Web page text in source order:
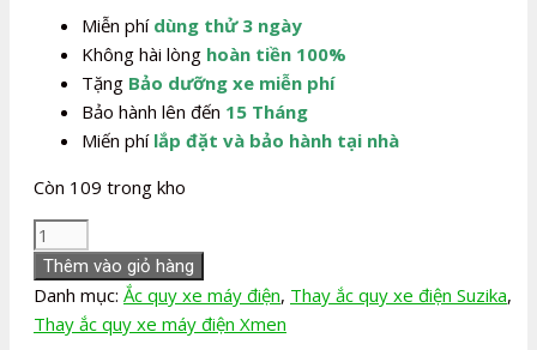
2.700.000,0₫.
2.240.000,0₫.
Miễn phí dùng thử 3 ngày
Không hài lòng hoàn tiền 100%
Tặng Bảo dưỡng xe miễn phí
Bảo hành lên đến 15 Tháng
Miến phí lắp đặt và bảo hành tại nhà
Còn 109 trong kho
Thay
Ắc
quy
xe
Thêm vào giỏ hàng
Danh mục: Ắc quy xe máy điện, Thay ắc quy xe điện Suzika,
Thay ắc quy xe máy điện Xmen